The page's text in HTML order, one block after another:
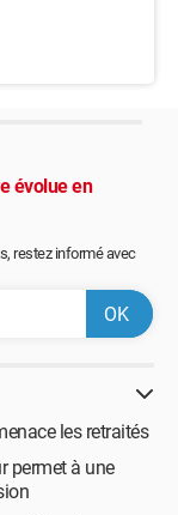
évolue en
restez informé avec
les retraités
permet à une